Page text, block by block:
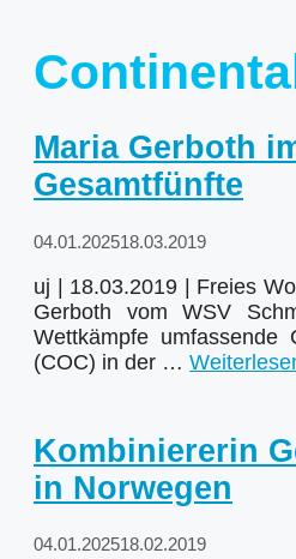
Maria Gerboth
Gesamtfünfte
04.01.202518.03.2019
uj | 18.03.2019 | Freies
Gerboth vom WSV
Wettkämpfe umfassende
(COC) in der …
Kombiniererin
in Norwegen
04.01.202518.02.2019